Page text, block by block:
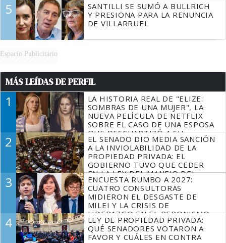
5
SANTILLI SE SUMÓ A BULLRICH
Y PRESIONA PARA LA RENUNCIA
DE VILLARRUEL
Espacio Publicitario
MÁS LEÍDAS DE PERFIL
1
LA HISTORIA REAL DE "ELIZE:
SOMBRAS DE UNA MUJER", LA
NUEVA PELÍCULA DE NETFLIX
SOBRE EL CASO DE UNA ESPOSA
QUE DESCUARTIZÓ A SU
MARIDO
2
EL SENADO DIO MEDIA SANCIÓN
A LA INVIOLABILIDAD DE LA
PROPIEDAD PRIVADA: EL
GOBIERNO TUVO QUE CEDER
EN LA LEY DEL MANEJO DEL
FUEGO
3
ENCUESTA RUMBO A 2027:
CUATRO CONSULTORAS
MIDIERON EL DESGASTE DE
MILEI Y LA CRISIS DE
LIDERAZGO EN EL PERONISMO
4
LEY DE PROPIEDAD PRIVADA:
QUÉ SENADORES VOTARON A
FAVOR Y CUÁLES EN CONTRA